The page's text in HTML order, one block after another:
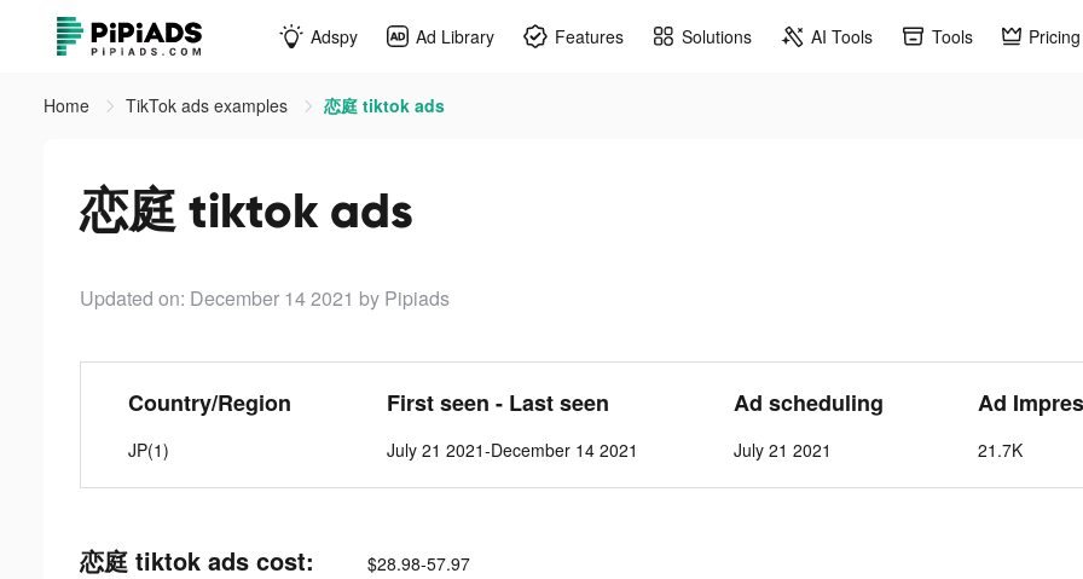
Adspy Ad Library Features Solutions AI Tools Tools Pricing
Home TikTok ads examples 恋庭 tiktok ads
恋庭 tiktok ads
Updated on: December 14 2021 by Pipiads
Country/Region
JP(1)
First seen - Last seen
July 21 2021-December 14 2021
Ad scheduling
July 21 2021
Ad
21.7K
恋庭 tiktok ads cost: $28.98-57.97